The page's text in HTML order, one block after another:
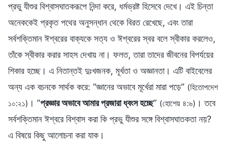
প্রভু যীশুর বিশ্বাসঘাতকরূপে নিন্দা করে, ধর্মভ্রষ্ট হিসেবে দেখে। এই চিন্তা
অনেককেই প্রকৃত পথের অনুসন্ধান থেকে বিরত রেখেছে, এবং তারা
সর্বশক্তিমান ঈশ্বরের বাক্যকে সত্য ও ঈশ্বরের স্বর বলে স্বীকার করলেও,
তাঁকে স্বীকার করার সাহস দেখায় না। ফলত, তারা তাদের জীবনের বিপর্যয়ের
শিকার হচ্ছে। এ নিতান্তই দুঃখজনক, মূর্খতা ও অজ্ঞানতা। এটি বাইবেলের
অন্য এক বচনকে সার্থক করে: “জ্ঞানের অভাবে মূর্খেরা মারা পড়ে” (হিতোপদেশ
১০:২১) । “প্রজ্ঞার অভাবে আমার প্রজারা ধ্বংস হচ্ছে” (হোশেয় ৪:৬) । তবে
সর্বশক্তিমান ঈশ্বরে বিশ্বাস করা কি প্রভু যীশুর সঙ্গে বিশ্বাসঘাতকতা নয়?
এ বিষয়ে কিছু আলোচনা করা যাক।